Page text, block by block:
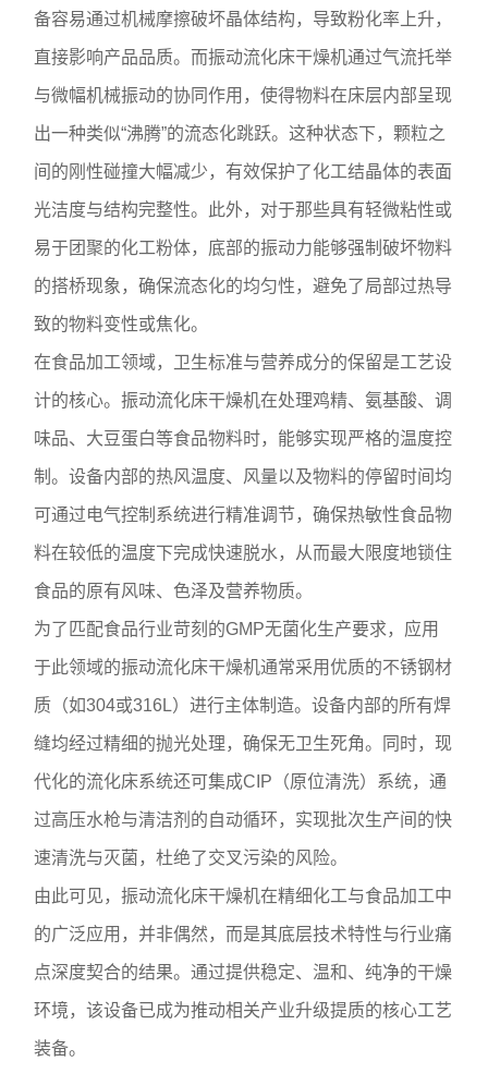
备容易通过机械摩擦破坏晶体结构，导致粉化率上升，
直接影响产品品质。而振动流化床干燥机通过气流托举
与微幅机械振动的协同作用，使得物料在床层内部呈现
出一种类似“沸腾”的流态化跳跃。这种状态下，颗粒之
间的刚性碰撞大幅减少，有效保护了化工结晶体的表面
光洁度与结构完整性。此外，对于那些具有轻微粘性或
易于团聚的化工粉体，底部的振动力能够强制破坏物料
的搭桥现象，确保流态化的均匀性，避免了局部过热导
致的物料变性或焦化。
在食品加工领域，卫生标准与营养成分的保留是工艺设
计的核心。振动流化床干燥机在处理鸡精、氨基酸、调
味品、大豆蛋白等食品物料时，能够实现严格的温度控
制。设备内部的热风温度、风量以及物料的停留时间均
可通过电气控制系统进行精准调节，确保热敏性食品物
料在较低的温度下完成快速脱水，从而最大限度地锁住
食品的原有风味、色泽及营养物质。
为了匹配食品行业苛刻的GMP无菌化生产要求，应用
于此领域的振动流化床干燥机通常采用优质的不锈钢材
质（如304或316L）进行主体制造。设备内部的所有焊
缝均经过精细的抛光处理，确保无卫生死角。同时，现
代化的流化床系统还可集成CIP（原位清洗）系统，通
过高压水枪与清洁剂的自动循环，实现批次生产间的快
速清洗与灭菌，杜绝了交叉污染的风险。
由此可见，振动流化床干燥机在精细化工与食品加工中
的广泛应用，并非偶然，而是其底层技术特性与行业痛
点深度契合的结果。通过提供稳定、温和、纯净的干燥
环境，该设备已成为推动相关产业升级提质的核心工艺
装备。